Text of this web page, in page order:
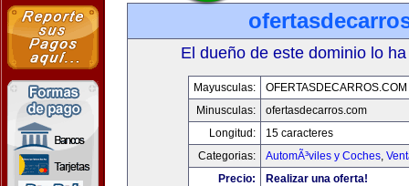
El dueño de este dominio lo
Mayusculas:
OFERTASDECARROS.COM
Minusculas:
ofertasdecarros.com
Longitud:
15 caracteres
Categorias:
AutomÃ³viles y Coches,
Precio:
Realizar una oferta!